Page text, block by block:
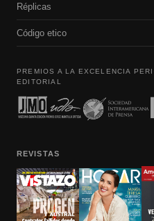
Réplicas
Código etico
PREMIOS A LA EXCELENCIA
EDITORIAL
REVISTAS